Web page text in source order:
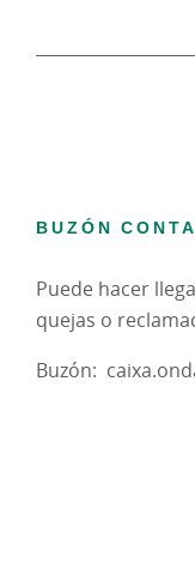
BUZÓN
Puede hacer
quejas o
Buzón: